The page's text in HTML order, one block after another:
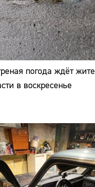
погода ждёт
в воскресенье